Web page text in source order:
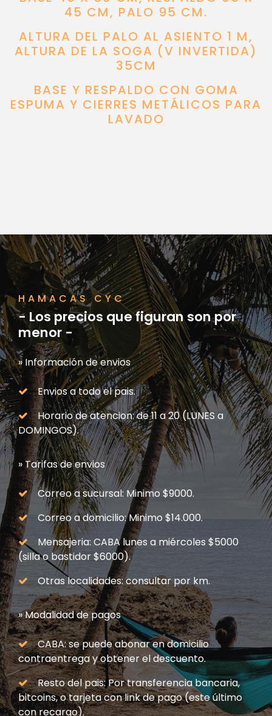
45 CM, PALO 95 CM.
ALTURA DEL PALO AL ASIENTO 1 M,
ALTURA DE LA SOGA (V INVERTIDA)
35CM
BASE Y RESPALDO CON GOMA
ESPUMA Y CIERRES METÁLICOS PARA
LAVADO
HAMACAS CYC
- Los precios que figuran son por
menor -
» Información de envios
Envios a todo el pais.
Horario de atencion: de 11 a 20 (LUNES a
DOMINGOS).
» Tarifas de envios
Correo a sucursal: Minimo $9000.
Correo a domicilio: Minimo $14.000.
Mensajeria: CABA lunes a miércoles $5000
(silla o bastidor $6000).
Otras localidades: consultar por km.
» Modalidad de pagos
CABA: se puede abonar en domicilio
contraentrega y obtener el descuento.
Resto del pais: Por transferencia bancaria,
bitcoins, o tarjeta con link de pago (este último
con recargo).